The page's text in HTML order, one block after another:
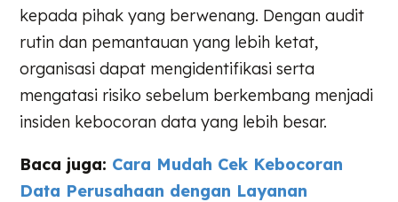
kepada pihak yang berwenang. Dengan audit
rutin dan pemantauan yang lebih ketat,
organisasi dapat mengidentifikasi serta
mengatasi risiko sebelum berkembang menjadi
insiden kebocoran data yang lebih besar.
Baca juga: Cara Mudah Cek Kebocoran
Data Perusahaan dengan Layanan